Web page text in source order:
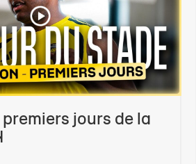
premiers jours de la